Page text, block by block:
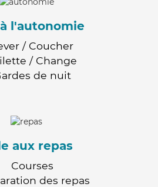
l'autonomie
/ Coucher
/ Change
de nuit
aux repas
Courses
des repas